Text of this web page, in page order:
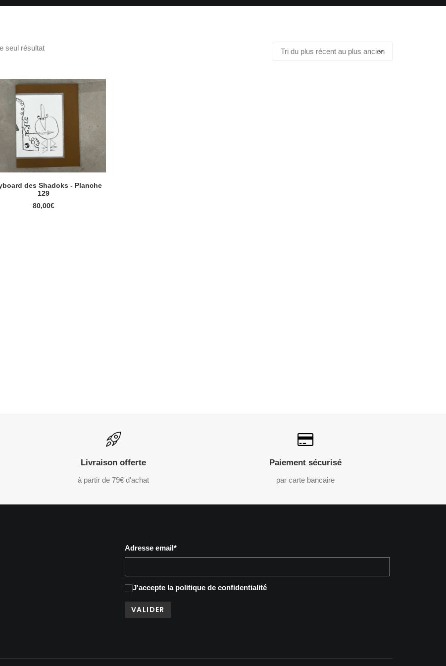
seul résultat
AJOUTER AU PANIER
des Shadoks - Planche
129
80,00€
Livraison offerte
à partir de 79€ d'achat
Paiement sécurisé
par carte bancaire
Adresse email*
J'accepte la politique de confidentialité